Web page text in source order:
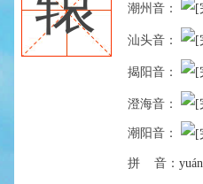
潮州音：
汕头音：
揭阳音：
澄海音：
潮阳音：
拼 音： yuán